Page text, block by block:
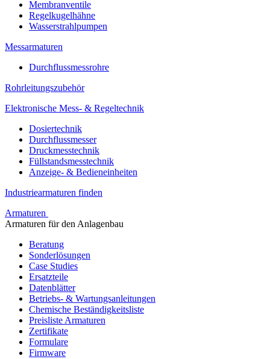
Membranventile
Regelkugelhähne
Wasserstrahlpumpen
Messarmaturen
Durchflussmessrohre
Rohrleitungszubehör
Elektronische Mess- & Regeltechnik
Dosiertechnik
Durchflussmesser
Druckmesstechnik
Füllstandsmesstechnik
Anzeige- & Bedieneinheiten
Industriearmaturen finden
Armaturen
Armaturen für den Anlagenbau
Beratung
Sonderlösungen
Case Studies
Ersatzteile
Datenblätter
Betriebs- & Wartungsanleitungen
Chemische Beständigkeitsliste
Preisliste Armaturen
Zertifikate
Formulare
Firmware